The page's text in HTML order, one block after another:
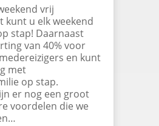
vrij
kunt u elk weekend
stap! Daarnaast
van 40% voor
en kunt
met
op stap.
er nog een groot
voordelen die we